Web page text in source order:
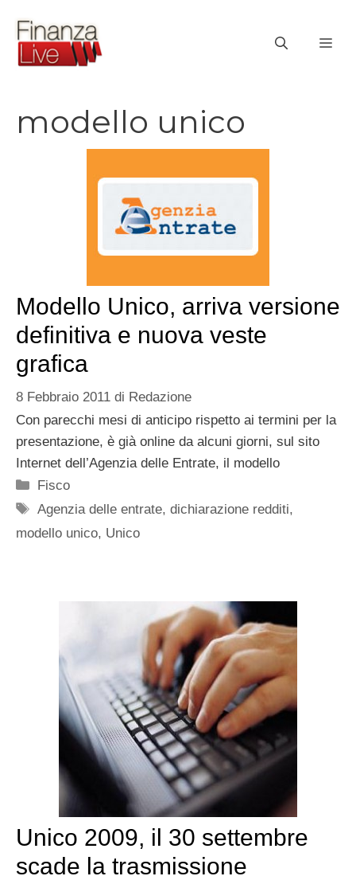
contenuto
modello unico
Modello Unico, arriva versione
definitiva e nuova veste
grafica
8 Febbraio 2011 di Redazione
Con parecchi mesi di anticipo rispetto ai termini per la
presentazione, è già online da alcuni giorni, sul sito
Internet dell’Agenzia delle Entrate, il modello
Categorie
Fisco
Tag
Agenzia delle entrate,dichiarazione redditi,
modello unico, Unico
Unico 2009, il 30 settembre
scade la trasmissione